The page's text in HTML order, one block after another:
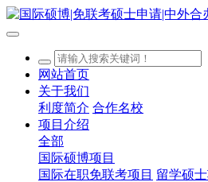
网站首页
关于我们
利度简介 合作名校
项目介绍
全部
国际硕博项目
国际在职免联考项目 留学硕士